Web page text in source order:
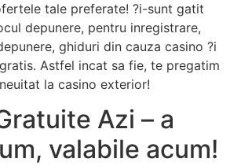
tale preferate! ?i-sunt gatit
depunere, pentru inregistrare,
ghiduri din cauza casino ?i
Astfel incat sa fie, te pregatim
la casino exterior!
Azi – a
valabile acum!